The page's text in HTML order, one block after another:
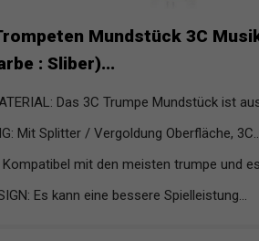
Mundstück 3C
: Sliber)...
Das 3C Trumpe Mundstück ist
Mit Splitter / Vergoldung Oberfläche,
Kompatibel mit den meisten trumpe und
Es kann eine bessere Spielleistung...